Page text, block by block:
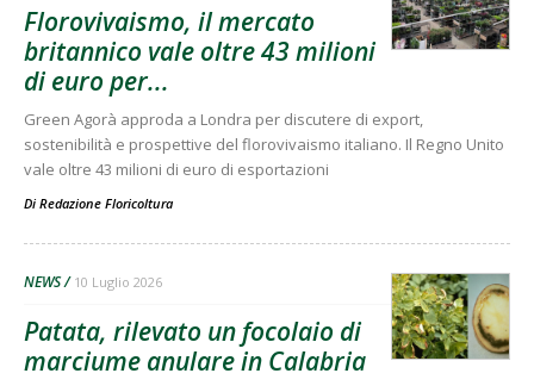
Florovivaismo, il mercato
britannico vale oltre 43 milioni
di euro per...
Green Agorà approda a Londra per discutere di export,
sostenibilità e prospettive del florovivaismo italiano. Il Regno Unito
vale oltre 43 milioni di euro di esportazioni
Di Redazione Floricoltura
NEWS 10 Luglio 2026
Patata, rilevato un focolaio di
marciume anulare in Calabria